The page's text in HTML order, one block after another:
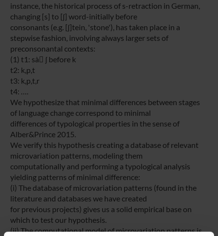
instance, the historical process of s-retraction in German,
changing [s] to [ʃ] word-initially before
consonants (e.g. [ʃ]tein, 'stone'), has taken place in a
stepwise fashion, involving always larger sets of
preconsonantal contexts:
(1) t1: sà ʃ before k
t2: k,p,t
t3: k,p,t,r
t4: ….
We hypothesize that minimal differences between stages
of language change correspond to minimal
differences of typological properties in the sense of
Alber&Prince 2015.
We verify this hypothesis creating a database of relevant
microvariation patterns, modeling them
computationally and performing a typological analysis
yielding patterns of minimal difference:
(i) The database of microvariation patterns (found in the
literature and databases we have created
for previous projects) gives us a solid empirical base on
which to test our hypothesis.
(ii) The computational model of microvariation patterns is